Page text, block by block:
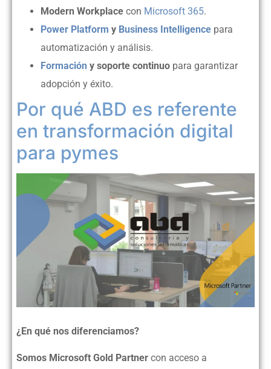
Modern Workplace con Microsoft 365.
Power Platform y Business Intelligence para
automatización y análisis.
Formación y soporte continuo para garantizar
adopción y éxito.
Por qué ABD es referente
en transformación digital
para pymes
¿En qué nos diferenciamos?
Somos Microsoft Gold Partner con acceso a